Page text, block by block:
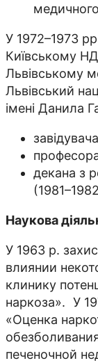
У 1972–1973
Київському
Львівському
Львівський
імені Данила
декана з
Наукова
У 1963 р.
влиянии
клинику
наркоза». У
«Оценка
печеночной